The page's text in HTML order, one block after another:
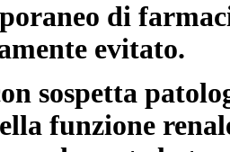
di
evitato.
sospetta
funzione